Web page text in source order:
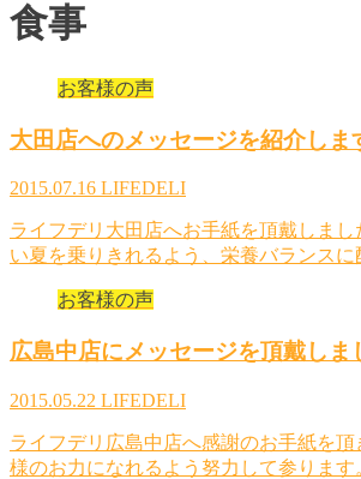
食事
お客様の声
大田店へのメッセージを紹介しま
2015.07.16 LIFEDELI
ライフデリ大田店へお手紙を頂戴しま
い夏を乗りきれるよう、栄養バランス
お客様の声
広島中店にメッセージを頂戴しま
2015.05.22 LIFEDELI
ライフデリ広島中店へ感謝のお手紙を
様のお力になれるよう努力して参りま